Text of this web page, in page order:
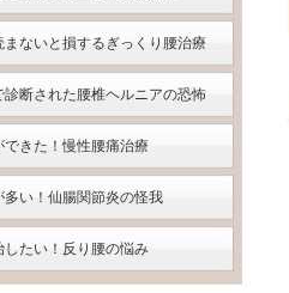
まないと損するぎっくり腰治療
診断された腰椎ヘルニアの恐怖
できた！慢性腰痛治療
多い！仙腸関節炎の怪我
したい！反り腰の悩み